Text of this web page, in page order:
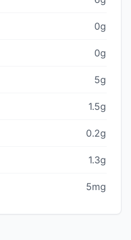
0g
0g
5g
1.5g
0.2g
1.3g
5mg